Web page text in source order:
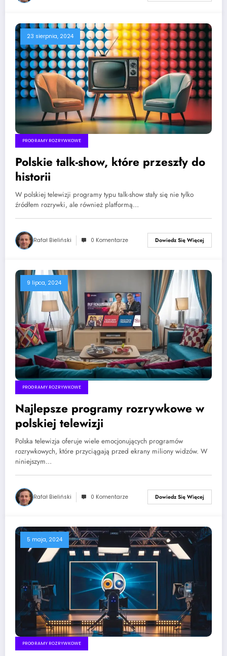
23 sierpnia, 2024
PROGRAMY ROZRYWKOWE
Polskie talk-show, które przeszły do
historii
W polskiej telewizji programy typu talk-show stały się nie tylko
źródłem rozrywki, ale również platformą…
Rafał Bieliński 0 Komentarze Dowiedz Się Więcej
9 lipca, 2024
PROGRAMY ROZRYWKOWE
Najlepsze programy rozrywkowe w
polskiej telewizji
Polska telewizja oferuje wiele emocjonujących programów
rozrywkowych, które przyciągają przed ekrany miliony widzów. W
niniejszym…
Rafał Bieliński 0 Komentarze Dowiedz Się Więcej
5 maja, 2024
PROGRAMY ROZRYWKOWE